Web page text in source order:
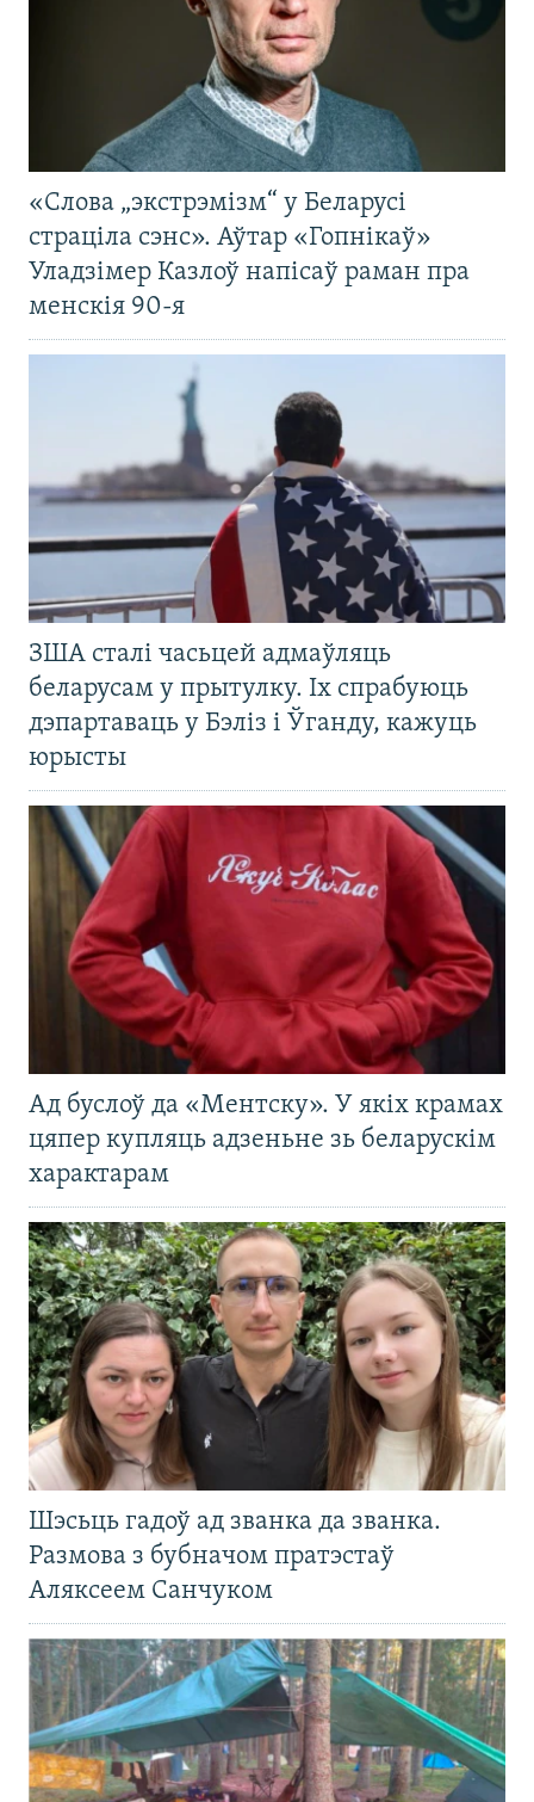
«Слова „экстрэмізм“ у Беларусі
страціла сэнс». Аўтар «Гопнікаў»
Уладзімер Казлоў напісаў раман пра
менскія 90-я
ЗША сталі часьцей адмаўляць
беларусам у прытулку. Іх спрабуюць
дэпартаваць у Бэліз і Ўганду, кажуць
юрысты
Ад буслоў да «Ментску». У якіх крамах
цяпер купляць адзеньне зь беларускім
характарам
Шэсьць гадоў ад званка да званка.
Размова з бубначом пратэстаў
Аляксеем Санчуком